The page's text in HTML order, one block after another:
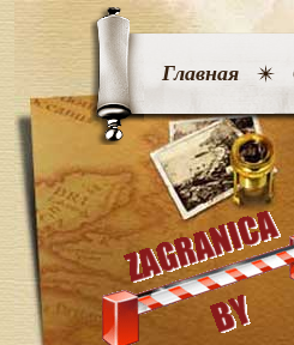
Главная